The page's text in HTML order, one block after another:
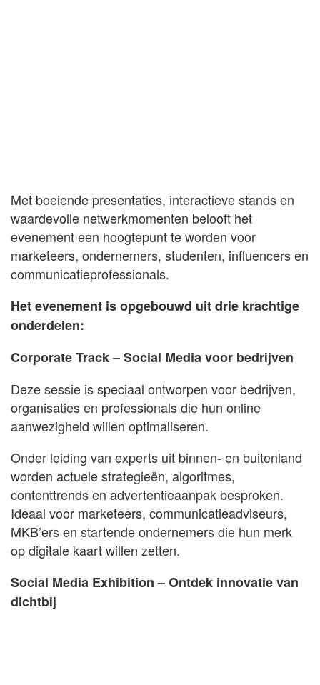
Met boeiende presentaties, interactieve stands en
waardevolle netwerkmomenten belooft het
evenement een hoogtepunt te worden voor
marketeers, ondernemers, studenten, influencers en
communicatieprofessionals.
Het evenement is opgebouwd uit drie krachtige
onderdelen:
Corporate Track – Social Media voor bedrijven
Deze sessie is speciaal ontworpen voor bedrijven,
organisaties en professionals die hun online
aanwezigheid willen optimaliseren.
Onder leiding van experts uit binnen- en buitenland
worden actuele strategieën, algoritmes,
contenttrends en advertentieaanpak besproken.
Ideaal voor marketeers, communicatieadviseurs,
MKB’ers en startende ondernemers die hun merk
op digitale kaart willen zetten.
Social Media Exhibition – Ontdek innovatie van
dichtbij